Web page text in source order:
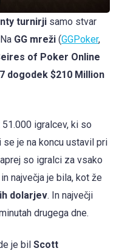
turnirji samo stvar
GG mreži (GGPoker,
of Poker Online
dogodek $210 Million
igralcev, ki so
je na koncu ustavil pri
so igralci za vsako
največja je bila, kot že
dolarjev. In največji
drugega dne.
je bil Scott